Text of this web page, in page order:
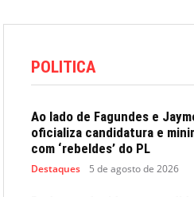
POLITICA
Ao lado de Fagundes e
oficializa candidatura e
com ‘rebeldes’ do PL
Destaques 5 de agosto de 2026